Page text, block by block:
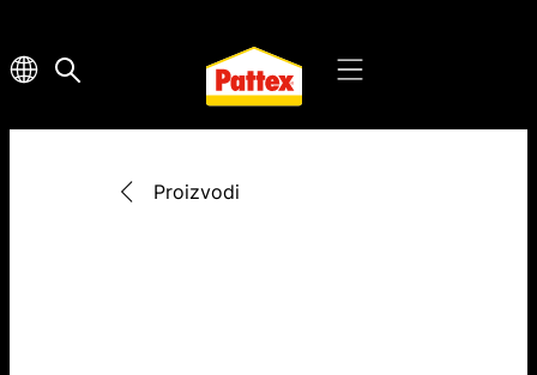
Proizvodi